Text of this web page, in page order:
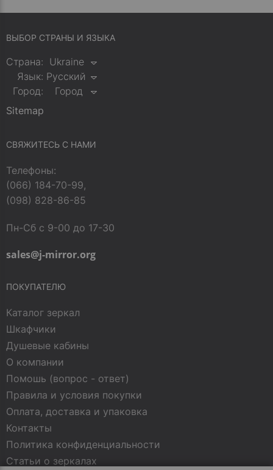
ВЫБОР СТРАНЫ И ЯЗЫКА
Страна: Ukraine
Язык: Русский
Город:
Город
Sitemap
СВЯЖИТЕСЬ С НАМИ
Телефоны:
(066) 184-70-99,
(098) 828-86-85
Пн-Сб с 9-00 до 17-30
sales@j-mirror.org
ПОКУПАТЕЛЮ
Каталог зеркал
Шкафчики
Душевые кабины
О компании
Помошь (вопрос - ответ)
Правила и условия покупки
Оплата, доставка и упаковка
Контакты
Политика конфиденциальности
Статьи о зеркалах